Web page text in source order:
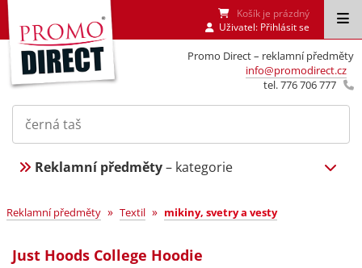
Promo Direct – reklamní předměty
info@promodirect.cz
tel. 776 706 777
Košík je prázdný
Uživatel: Přihlásit se
Reklamní předměty– kategorie
Reklamní předměty » Textil » mikiny, svetry a vesty
Just Hoods College Hoodie